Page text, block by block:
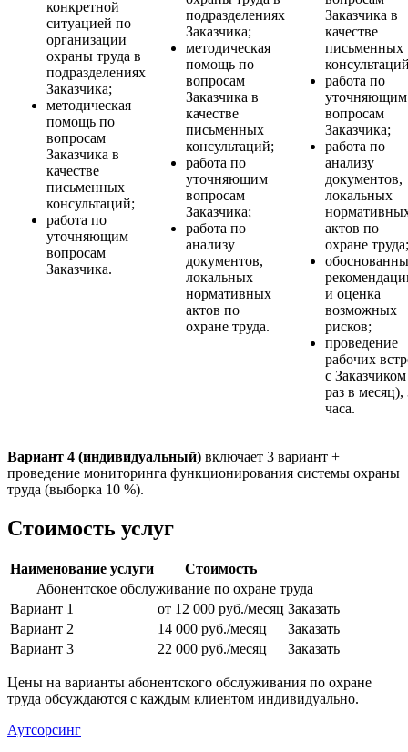
конкретной
ситуацией по
организации
охраны труда в
подразделениях
Заказчика;
методическая
помощь по
вопросам
Заказчика в
качестве
письменных
консультаций;
работа по
уточняющим
вопросам
Заказчика.
подразделениях
Заказчика;
методическая
помощь по
вопросам
Заказчика в
качестве
письменных
консультаций;
работа по
уточняющим
вопросам
Заказчика;
работа по
анализу
документов,
локальных
нормативных
актов по
охране труда.
Заказчика в
качестве
письменных
работа по
уточняющим
вопросам
Заказчика;
работа по
анализу
документов,
локальных
актов по
охране труда;
и оценка
возможных
рисков;
проведение
рабочих
с
раз в месяц),
часа.
Вариант 4 (индивидуальный) включает 3 вариант +
проведение мониторинга функционирования системы охраны
труда (выборка 10 %).
Стоимость услуг
Наименование услуги
Стоимость
Абонентское обслуживание по охране труда
Вариант 1
от 12 000 руб./месяц Заказать
Вариант 2
14 000 руб./месяц
Заказать
Вариант 3
22 000 руб./месяц Заказать
Цены на варианты абонентского обслуживания по охране
труда обсуждаются с каждым клиентом индивидуально.
Аутсорсинг